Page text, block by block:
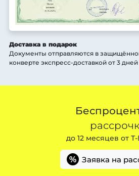
Доставка в подарок
Документы отправляются в
конверте экспресс-доставкой от 3 дней
до 12 месяцев от
% Заявка на